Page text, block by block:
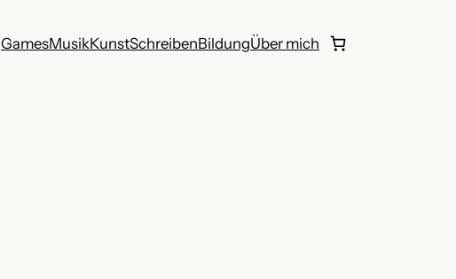
GamesMusikKunstSchreibenBildungÜber mich